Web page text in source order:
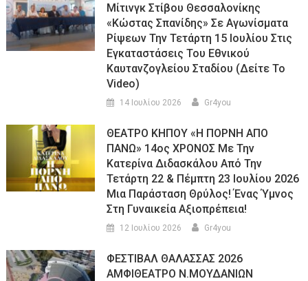
Μίτινγκ Στίβου Θεσσαλονίκης
«Κώστας Σπανίδης» Σε Αγωνίσματα
Ρίψεων Την Τετάρτη 15 Ιουλίου Στις
Εγκαταστάσεις Του Εθνικού
Καυτανζογλείου Σταδίου (Δείτε Το
Video)
14 Ιουλίου 2026 Gr4you
ΘΕΑΤΡΟ ΚΗΠΟΥ «Η ΠΟΡΝΗ ΑΠΟ
ΠΑΝΩ» 14ος ΧΡΟΝΟΣ Με Την
Κατερίνα Διδασκάλου Από Την
Τετάρτη 22 & Πέμπτη 23 Ιουλίου 2026
Μια Παράσταση Θρύλος! Ένας Ύμνος
Στη Γυναικεία Αξιοπρέπεια!
12 Ιουλίου 2026 Gr4you
ΦΕΣΤΙΒΑΛ ΘΑΛΑΣΣΑΣ 2026
ΑΜΦΙΘΕΑΤΡΟ Ν.ΜΟΥΔΑΝΙΩΝ